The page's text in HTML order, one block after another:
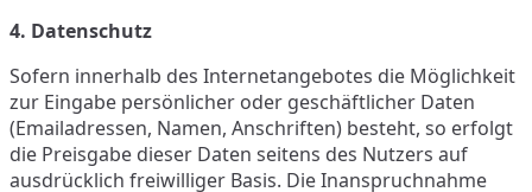
4. Datenschutz
Sofern innerhalb des Internetangebotes die Möglichkeit
zur Eingabe persönlicher oder geschäftlicher Daten
(Emailadressen, Namen, Anschriften) besteht, so erfolgt
die Preisgabe dieser Daten seitens des Nutzers auf
ausdrücklich freiwilliger Basis. Die Inanspruchnahme